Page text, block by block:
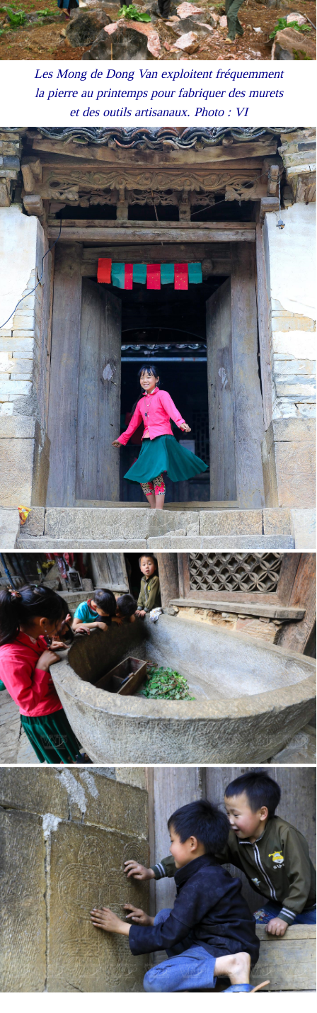
Les Mong de Dong Van exploitent fréquemment
la pierre au printemps pour fabriquer des murets
et des outils artisanaux. Photo : VI